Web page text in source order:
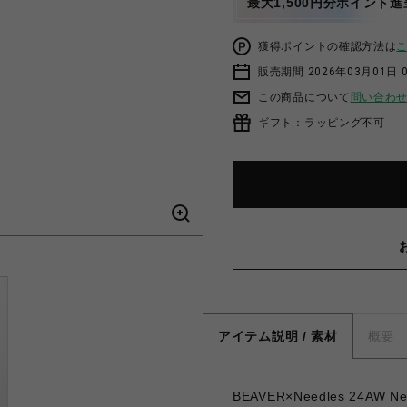
獲得ポイントの確認方法は
販売期間 2026年03月01日
この商品について 問い合わ
ギフト：ラッピング不可
アイテム説明 / 素材 概要
BEAVER×Needles 24AW